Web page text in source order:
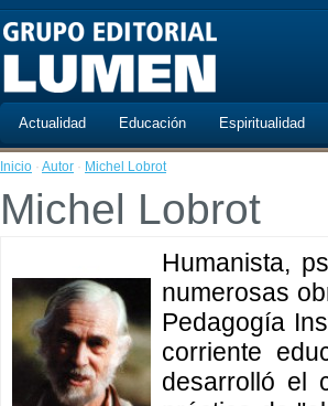
Actualidad Educación Espiritualidad
Inicio · Autor · Michel Lobrot
Michel Lobrot
Humanista,
numerosas
Pedagogía
corriente
desarrolló el